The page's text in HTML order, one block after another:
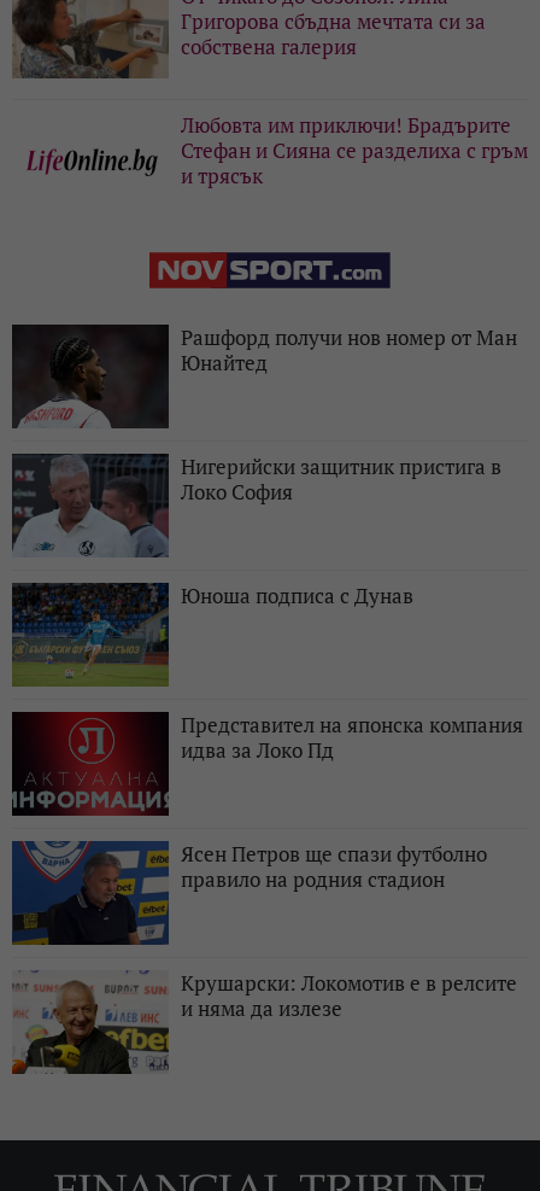
Григорова сбъдна мечтата си за
собствена галерия
Любовта им приключи! Брадърите
Стефан и Сияна се разделиха с гръм
и трясък
Рашфорд получи нов номер от Ман
Юнайтед
Нигерийски защитник пристига в
Локо София
Юноша подписа с Дунав
Представител на японска компания
идва за Локо Пд
Ясен Петров ще спази футболно
правило на родния стадион
Крушарски: Локомотив е в релсите
и няма да излезе